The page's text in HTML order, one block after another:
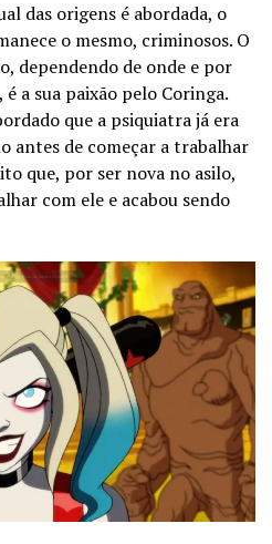
das origens é abordada, o
o mesmo, criminosos. O
dependendo de onde e por
a sua paixão pelo Coringa.
que a psiquiatra já era
antes de começar a trabalhar
que, por ser nova no asilo,
com ele e acabou sendo